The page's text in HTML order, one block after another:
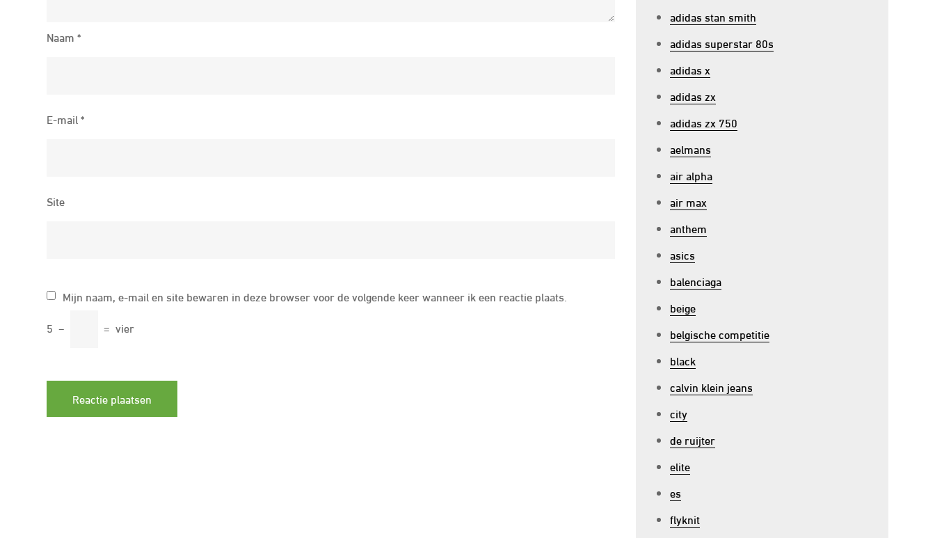
Naam*
E-mail*
Site
Mijn naam, e-mail en site bewaren in deze browser voor de volgende keer wanneer ik een reactie plaats.
5 − = vier
adidas stan smith
adidas superstar 80s
adidas x
adidas zx
adidas zx 750
aelmans
air alpha
air max
anthem
asics
balenciaga
beige
belgische competitie
black
calvin klein jeans
city
de ruijter
elite
es
flyknit